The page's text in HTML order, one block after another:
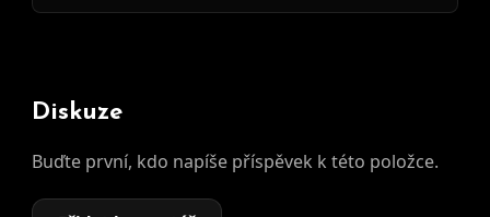
Diskuze
Buďte první, kdo napíše příspěvek k této položce.